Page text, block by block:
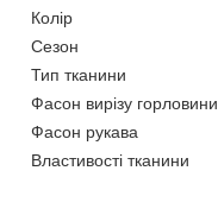
Колір
Сезон
Тип тканини
Фасон вирізу горловини
Фасон рукава
Властивості тканини